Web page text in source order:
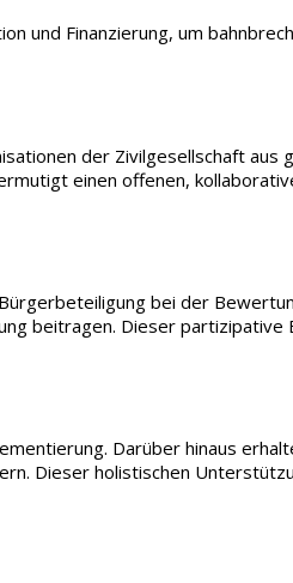
und Finanzierung, um
der Zivilgesellschaft aus
einen offenen,
bei der
beitragen. Dieser
Darüber hinaus
Dieser holistischen